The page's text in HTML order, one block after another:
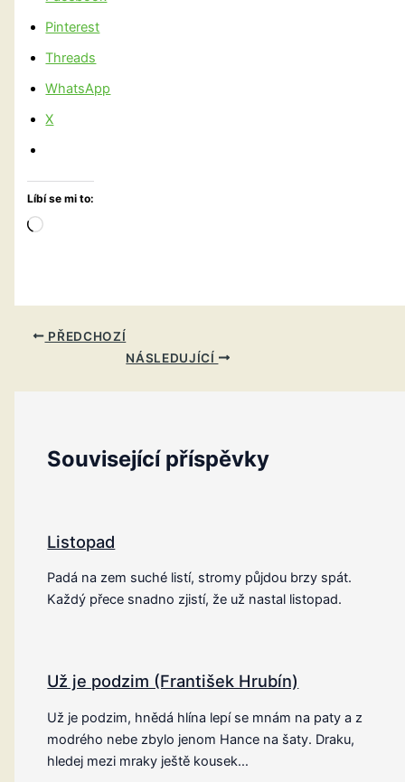
Pinterest
Threads
WhatsApp
X
Líbí se mi to:
Načítání…
PŘEDCHOZÍ
NÁSLEDUJÍCÍ
Související příspěvky
Listopad
Padá na zem suché listí, stromy půjdou brzy spát.
Každý přece snadno zjistí, že už nastal listopad.
Už je podzim (František Hrubín)
Už je podzim, hnědá hlína lepí se mnám na paty a z
modrého nebe zbylo jenom Hance na šaty. Draku,
hledej mezi mraky ještě kousek…